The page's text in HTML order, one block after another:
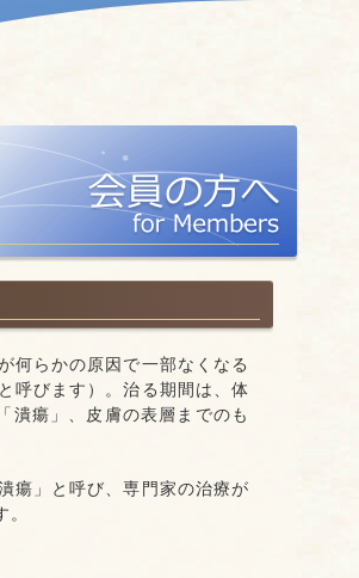
何らかの原因で一部なくなる
呼びます）。治る期間は、体
潰瘍」、皮膚の表層までのも
瘍」と呼び、専門家の治療が